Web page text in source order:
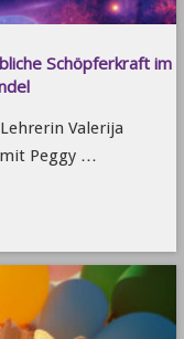
Schöpferkraft im
Valerija
Peggy …